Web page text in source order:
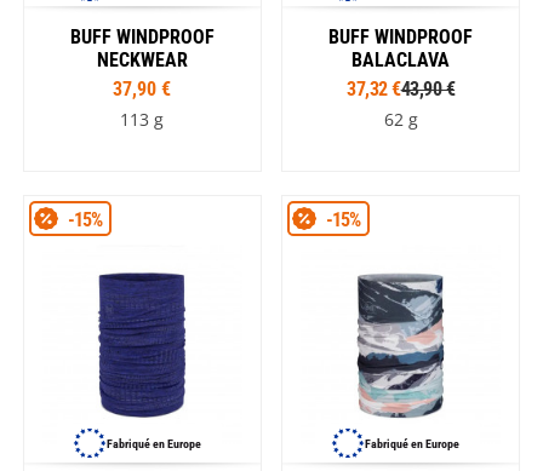
BUFF WINDPROOF
NECKWEAR
37,90 €
113 g
BUFF WINDPROOF
BALACLAVA
37,32 €43,90 €
62 g
Fabriqué en Europe
-15%
Fabriqué en Europe
-15%